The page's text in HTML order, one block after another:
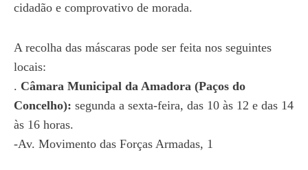
cidadão e comprovativo de morada.
A recolha das máscaras pode ser feita nos seguintes
locais:
. Câmara Municipal da Amadora (Paços do
Concelho): segunda a sexta-feira, das 10 às 12 e das 14
às 16 horas.
-Av. Movimento das Forças Armadas, 1